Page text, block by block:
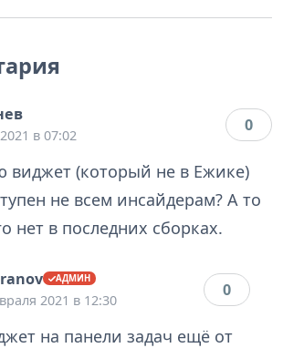
в 07:02
0
виджет (который не в Ежике)
не всем инсайдерам? А то
нет в последних сборках.
2021 в 12:30
0
на панели задач ещё от